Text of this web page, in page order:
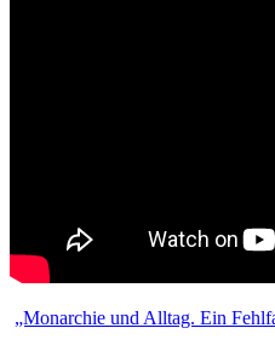
„Monarchie und Alltag. Ein